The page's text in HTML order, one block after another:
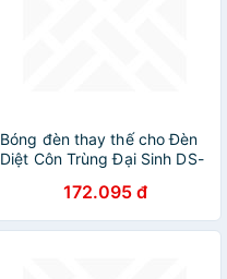
Bóng đèn thay thế cho Đèn
Diệt Côn Trùng Đại Sinh DS-
172.095 đ